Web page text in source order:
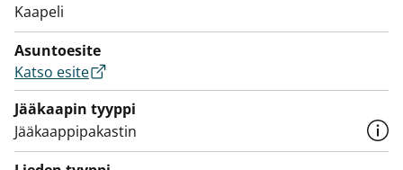
Kaapeli
Asuntoesite
Katso esite
Jääkaapin tyyppi
Jääkaappipakastin